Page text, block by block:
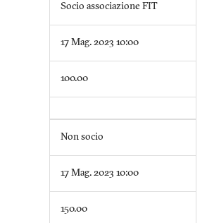
Socio associazione FIT
17 Mag. 2023 10:00
100.00
Non socio
17 Mag. 2023 10:00
150.00